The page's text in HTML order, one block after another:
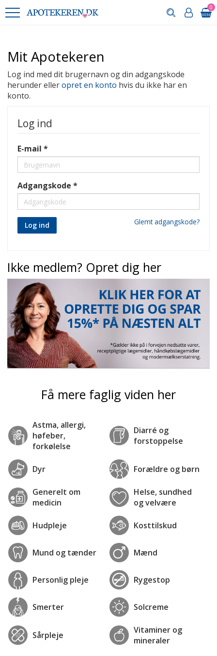
0
Mit Apotekeren
Log ind med dit brugernavn og din adgangskode
herunder elleropret en konto hvis du ikke har en
konto.
Log ind
E-mail
Adgangskode
Log ind Glemt adgangskode?
Ikke medlem? Opret dig her
Få mere faglig viden her
Astma, allergi,
høfeber,
forkølelse
Diarré og
forstoppelse
Dyr Forældre og børn
Generelt om
medicin
Helse, sundhed
og velvære
Hudpleje Kosttilskud
Mund og tænder Mænd
Personlig pleje Rygestop
Smerter Solcreme
Sårpleje
Vitaminer og
mineraler